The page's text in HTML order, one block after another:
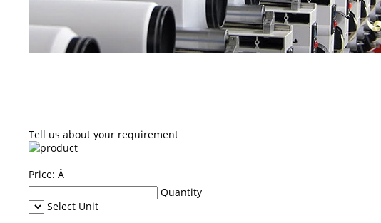
Tell us about your requirement
Price: Â
Quantity
Select Unit